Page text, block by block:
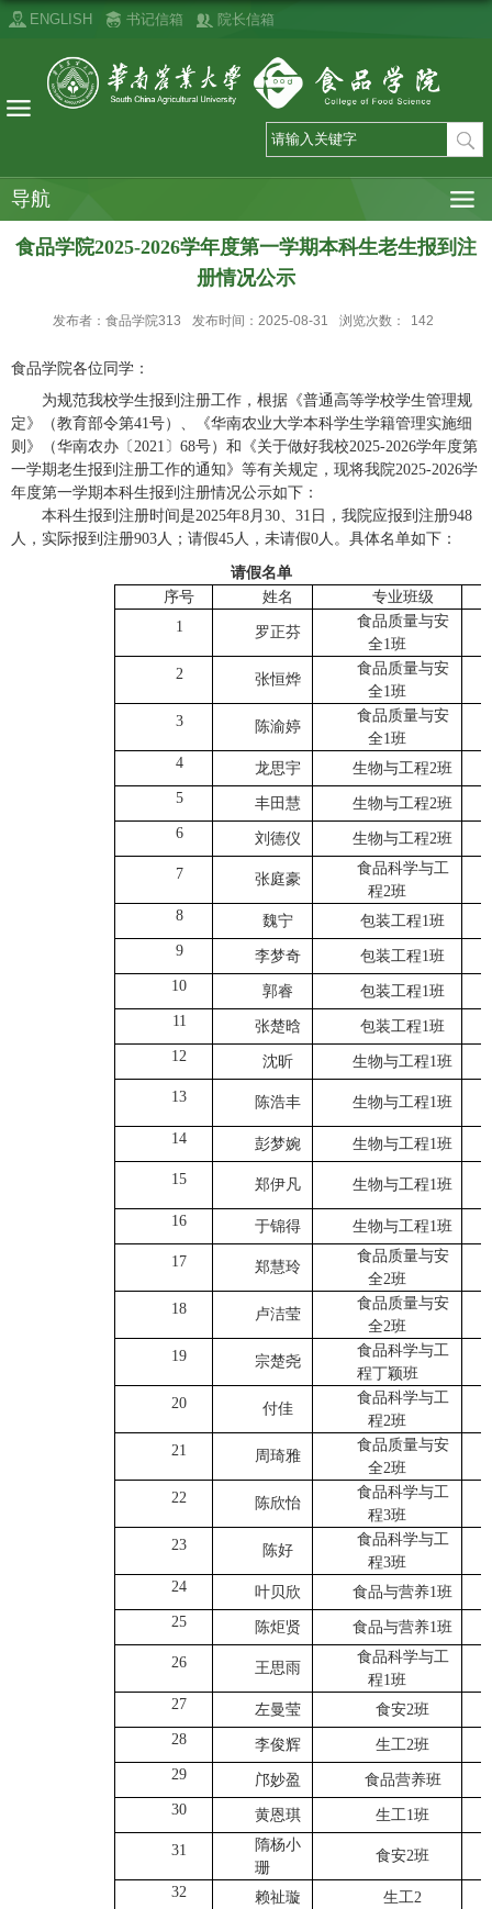
ENGLISH 书记信箱 院长信箱
导航
食品学院2025-2026学年度第一学期本科生老生报到注
册情况公示
发布者：食品学院313 发布时间：2025-08-31 浏览次数： 142
食品学院各位同学：
为规范我校学生报到注册工作，根据 《普通高等学校学生管理规
定》（教育部令第41号）、《华南农业大学本科学生学籍管理实施细
则》（华南农办〔2021〕68号） 和《关于做好我校2025-2026学年度第
一学期老生报到注册工作的通知》等有关规定，现将我院2025-2026学
年度第一学期本科生报到注册情况公示如下：
本科生报到注册时间是2025年8月30、31日，我院应报到注册948
人，实际报到注册903人；请假45人，未请假0人。具体名单如下：
请假名单
序号
姓名
专业班级
1
罗正芬
食品质量与安
全1班
2
张恒烨
食品质量与安
全1班
3
陈渝婷
食品质量与安
全1班
4
龙思宇
生物与工程2班
5
丰田慧
生物与工程2班
6
刘德仪 生物与工程2班
7 张庭豪
食品科学与工
程2班
8
魏宁
包装工程1班
9
李梦奇
包装工程1班
10
郭睿
包装工程1班
11
张楚晗
包装工程1班
12
沈昕 生物与工程1班
13 陈浩丰 生物与工程1班
14 彭梦婉 生物与工程1班
15 郑伊凡 生物与工程1班
16 于锦得 生物与工程1班
17 郑慧玲
食品质量与安
全2班
18
卢洁莹
食品质量与安
全2班
19
宗楚尧
食品科学与工
程丁颖班
20
付佳
食品科学与工
程2班
21
周琦雅
食品质量与安
全2班
22
陈欣怡
食品科学与工
程3班
23
陈好
食品科学与工
程3班
24
叶贝欣
食品与营养1班
25
陈炬贤 食品与营养1班
26 王思雨
食品科学与工
程1班
27
左曼莹
食安2班
28
李俊辉
生工2班
29
邝妙盈
食品营养班
30
黄恩琪 生工1班
31
隋杨小
珊
食安2班
32 赖祉璇
生工2